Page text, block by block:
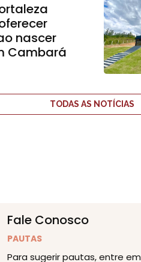
nascer
Cambará
TODAS AS NOTÍCIAS
Fale Conosco
PAUTAS
Para sugerir pautas, entre em